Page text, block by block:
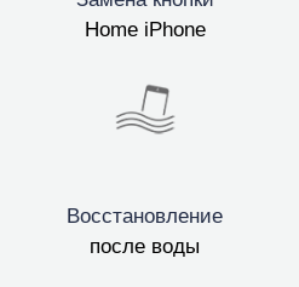
Home iPhone
Восстановление
после воды